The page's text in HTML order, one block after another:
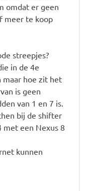
omdat er geen
meer te koop
streepjes?
in de 4e
hoe zit het
is geen
van 1 en 7 is.
bij de shifter
met een Nexus 8
kunnen